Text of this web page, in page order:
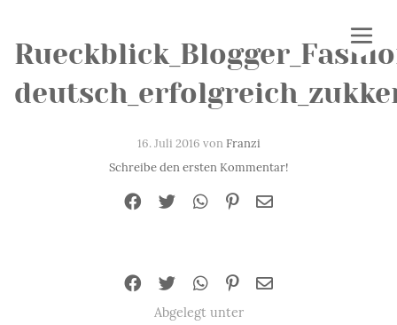
16. Juli 2016 vonFranzi
Schreibe den ersten Kommentar!
Abgelegt unter